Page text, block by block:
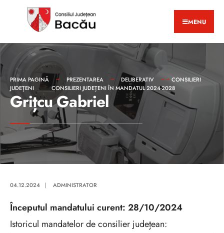
MENU
PRIMA PAGINĂ PREZENTAREA DELIBERATIV
CONSILIERI
JUDEȚENI
CONSILIERI JUDEȚENI ÎN MANDATUL 2024-2028
Grițcu Gabriel
04.12.2024 | ADMINISTRATOR
Începutul mandatului curent: 28/10/2024
Istoricul mandatelor de consilier județean: